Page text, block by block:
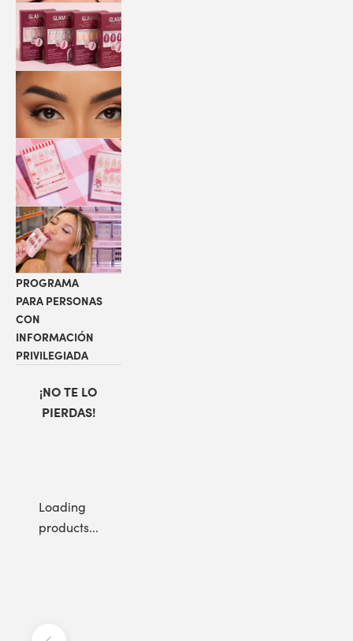
PROGRAMA
PARA PERSONAS
CON
INFORMACIÓN
PRIVILEGIADA
¡NO TE LO
PIERDAS!
Loading
products...